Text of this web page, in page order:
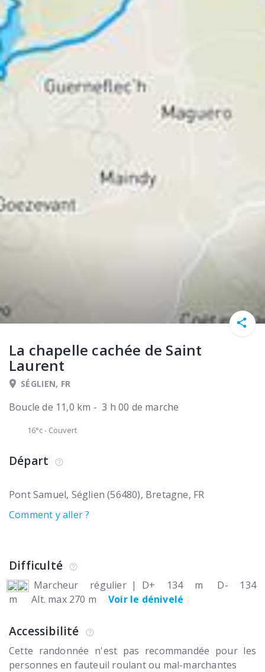
La chapelle cachée de Saint
Laurent
SÉGLIEN, FR
Boucle de 11,0 km - 3 h 00 de marche
16°c- Couvert
Départ
Pont Samuel Séglien (56480) Bretagne FR
Comment y aller ?
Difficulté
Marcheur régulier | D+ 134 m
D- 134
m
Alt. max 270 m Voir le dénivelé
Accessibilité
Cette randonnée n'est pas recommandée pour les
personnes en fauteuil roulant ou mal-marchantes